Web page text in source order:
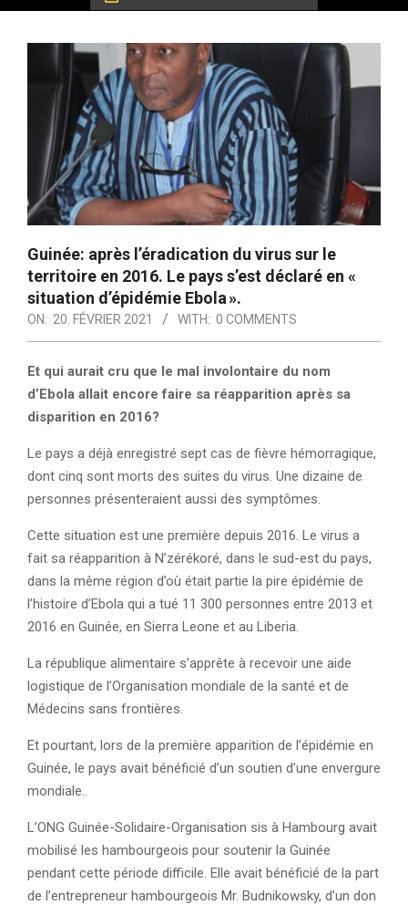
Guinée: après l’éradication du virus sur le
territoire en 2016. Le pays s’est déclaré en «
situation d’épidémie Ebola ».
ON: 20. FÉVRIER 2021 WITH: 0 COMMENTS
Et qui aurait cru que le mal involontaire du nom
d’Ebola allait encore faire sa réapparition après sa
disparition en 2016?
Le pays a déjà enregistré sept cas de fièvre hémorragique,
dont cinq sont morts des suites du virus. Une dizaine de
personnes présenteraient aussi des symptômes.
Cette situation est une première depuis 2016. Le virus a
fait sa réapparition à N’zérékoré, dans le sud-est du pays,
dans la même région d’où était partie la pire épidémie de
l’histoire d’Ebola qui a tué 11 300 personnes entre 2013 et
2016 en Guinée, en Sierra Leone et au Liberia.
La république alimentaire s’apprête à recevoir une aide
logistique de l’Organisation mondiale de la santé et de
Médecins sans frontières.
Et pourtant, lors de la première apparition de l’épidémie en
Guinée, le pays avait bénéficié d’un soutien d’une envergure
mondiale..
L’ONG Guinée-Solidaire-Organisation sis à Hambourg avait
mobilisé les hambourgeois pour soutenir la Guinée
pendant cette période difficile. Elle avait bénéficié de la part
de l’entrepreneur hambourgeois Mr. Budnikowsky, d’un don